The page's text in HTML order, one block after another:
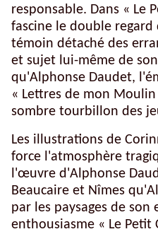
responsable. Dans « Le
fascine le double
témoin détaché des
et sujet lui-même de
qu'Alphonse Daudet,
« Lettres de mon
sombre tourbillon des
Les illustrations de
force l'atmosphère
l'œuvre d'Alphonse
Beaucaire et Nîmes
par les paysages de son
enthousiasme « Le Petit